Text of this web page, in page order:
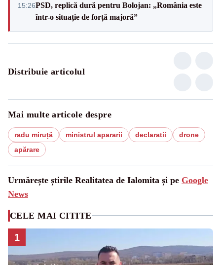
15:26PSD, replică dură pentru Bolojan: „România este
într-o situație de forță majoră”
Distribuie articolul
Mai multe articole despre
radu miruță ministrul apararii declaratii
drone
apărare
Urmărește știrile Realitatea de Ialomita și pe Google
News
CELE MAI CITITE
1